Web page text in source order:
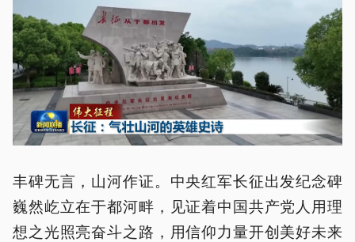
丰碑无言，山河作证。中央红军长征出发纪念碑
巍然屹立在于都河畔，见证着中国共产党人用理
想之光照亮奋斗之路，用信仰力量开创美好未来